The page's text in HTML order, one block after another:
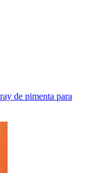
de pimenta para